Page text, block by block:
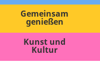
Gemeinsam
genießen
Kunst und
Kultur